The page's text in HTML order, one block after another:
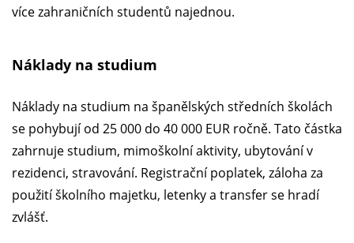
více zahraničních studentů najednou.
Náklady na studium
Náklady na studium na španělských středních školách
se pohybují od 25 000 do 40 000 EUR ročně. Tato částka
zahrnuje studium, mimoškolní aktivity, ubytování v
rezidenci, stravování. Registrační poplatek, záloha za
použití školního majetku, letenky a transfer se hradí
zvlášť.